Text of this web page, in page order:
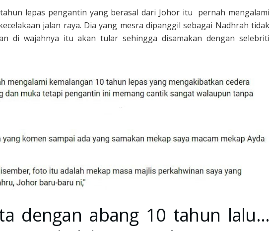
lepas pengantin yang berasal dari Johor itu pernah mengalami
jalan raya. Dia yang mesra dipanggil sebagai Nadhrah tidak
di wajahnya itu akan tular sehingga disamakan dengan selebriti
dengan abang 10 tahun lalu…